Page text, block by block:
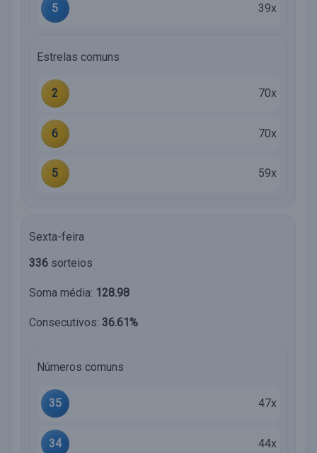
5 39x
Estrelas comuns
2 70x
6 70x
5 59x
Sexta-feira
336 sorteios
Soma média: 128.98
Consecutivos: 36.61%
Números comuns
35 47x
34 44x